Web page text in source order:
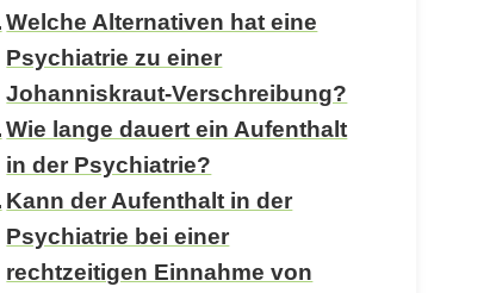
Welche Alternativen hat eine
Psychiatrie zu einer
Johanniskraut-Verschreibung?
Wie lange dauert ein Aufenthalt
in der Psychiatrie?
Kann der Aufenthalt in der
Psychiatrie bei einer
rechtzeitigen Einnahme von